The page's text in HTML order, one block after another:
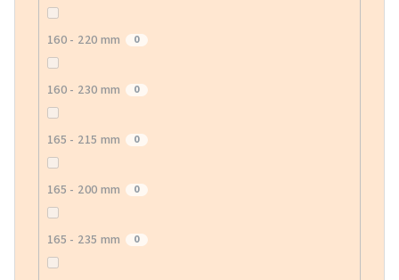
160 - 220 mm 0
160 - 230 mm 0
165 - 215 mm 0
165 - 200 mm 0
165 - 235 mm 0